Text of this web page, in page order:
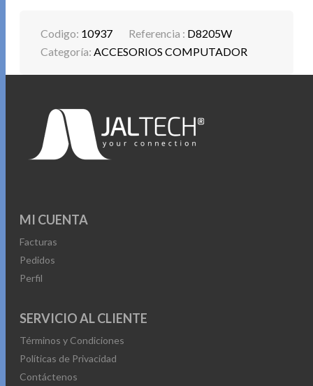
Codigo: 10937 Referencia : D8205W
Categoría:ACCESORIOS COMPUTADOR
MI CUENTA
Facturas
Pedidos
Perfil
SERVICIO AL CLIENTE
Términos y Condiciones
Políticas de Privacidad
Contáctenos